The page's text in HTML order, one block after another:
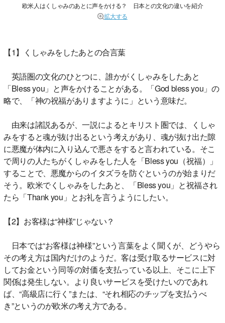
欧米人はくしゃみのあとに声をかける？ 日本との文化の違いを紹介
拡大する
【1】くしゃみをしたあとの合言葉
英語圏の文化のひとつに、誰かがくしゃみをしたあと
「Bless you」と声をかけることがある。「God bless you」の
略で、「神の祝福がありますように」という意味だ。
由来は諸説あるが、一説によるとキリスト圏では、くしゃ
みをすると魂が抜け出るという考えがあり、魂が抜け出た隙
に悪魔が体内に入り込んで悪さをすると言われている。そこ
で周りの人たちがくしゃみをした人を「Bless you（祝福）」
することで、悪魔からのイタズラを防ぐというのが始まりだ
そう。欧米でくしゃみをしたあと、「Bless you」と祝福され
たら「Thank you」とお礼を言うようにしたい。
【2】お客様は“神様”じゃない？
日本では“お客様は神様”という言葉をよく聞くが、どうやら
その考え方は国内だけのようだ。客は受け取るサービスに対
してお金という同等の対価を支払っている以上、そこに上下
関係は発生しない。より良いサービスを受けたいのであれ
ば、“高級店に行く”または、“それ相応のチップを支払うべ
き”というのが欧米の考え方である。